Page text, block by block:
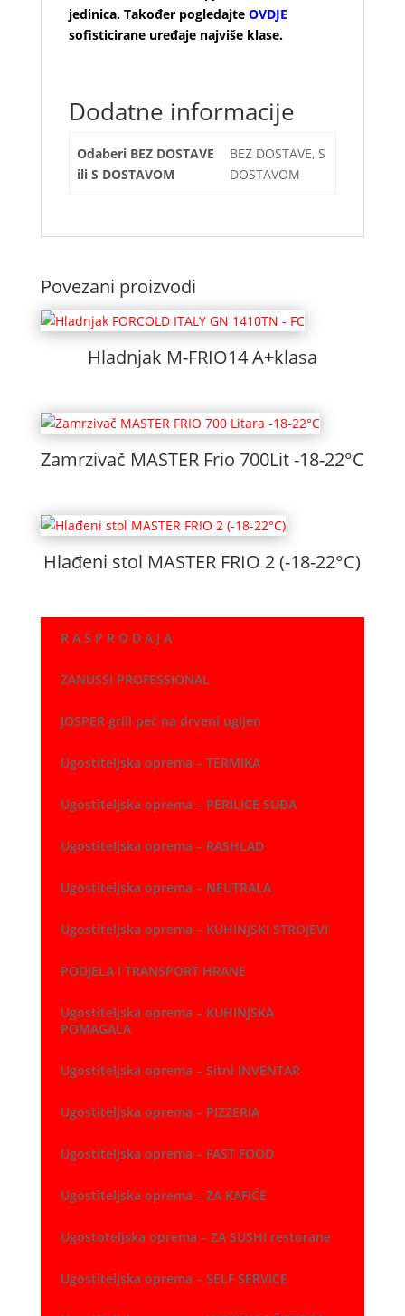
jedinica. Također pogledajte OVDJE
sofisticirane uređaje najviše klase.
Dodatne informacije
Odaberi BEZ DOSTAVE
ili S DOSTAVOM
BEZ DOSTAVE, S
DOSTAVOM
Povezani proizvodi
Hladnjak M-FRIO14 A+klasa
Zamrzivač MASTER Frio 700Lit -18-22°C
Hlađeni stol MASTER FRIO 2 (-18-22°C)
R A S P R O D A J A
ZANUSSI PROFESSIONAL
JOSPER grill peć na drveni ugljen
Ugostiteljska oprema – TERMIKA
Ugostiteljska oprema – PERILICE SUĐA
Ugostiteljska oprema – RASHLAD
Ugostiteljska oprema – NEUTRALA
Ugostiteljska oprema – KUHINJSKI STROJEVI
PODJELA I TRANSPORT HRANE
Ugostiteljska oprema – KUHINJSKA
POMAGALA
Ugostiteljska oprema – Sitni INVENTAR
Ugostiteljska oprema – PIZZERIA
Ugostiteljska oprema – FAST FOOD
Ugostiteljska oprema – ZA KAFIĆE
Ugostoteljska oprema – ZA SUSHI restorane
Ugostiteljska oprema – SELF SERVICE